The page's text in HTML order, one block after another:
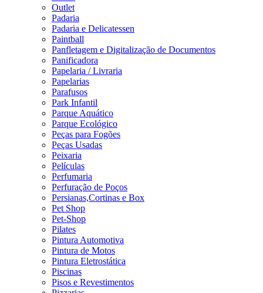
Outlet
Padaria
Padaria e Delicatessen
Paintball
Panfletagem e Digitalização de Documentos
Panificadora
Papelaria / Livraria
Papelarias
Parafusos
Park Infantil
Parque Aquático
Parque Ecológico
Peças para Fogões
Peças Usadas
Peixaria
Películas
Perfumaria
Perfuração de Poços
Persianas,Cortinas e Box
Pet Shop
Pet-Shop
Pilates
Pintura Automotiva
Pintura de Motos
Pintura Eletrostática
Piscinas
Pisos e Revestimentos